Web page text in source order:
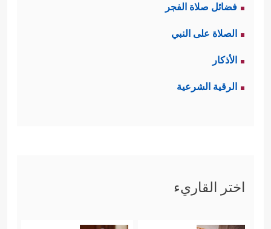
فضائل صلاة الفجر
الصلاة على النبي
الأذكار
الرقية الشرعية
اختر القاريء